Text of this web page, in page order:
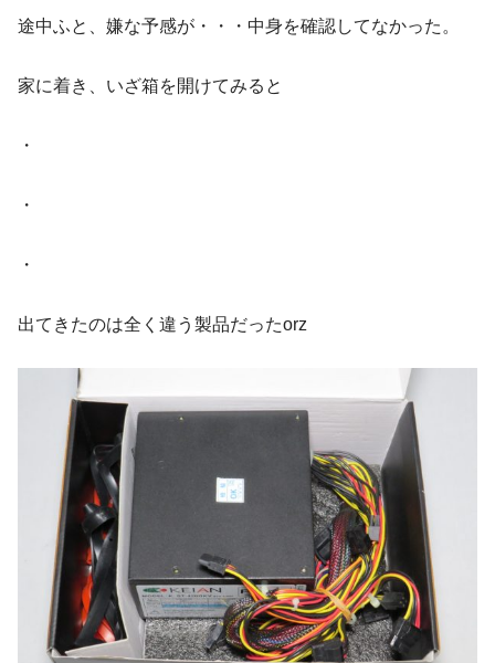
途中ふと、嫌な予感が・・・中身を確認してなかった。
家に着き、いざ箱を開けてみると
・
・
・
出てきたのは全く違う製品だったorz